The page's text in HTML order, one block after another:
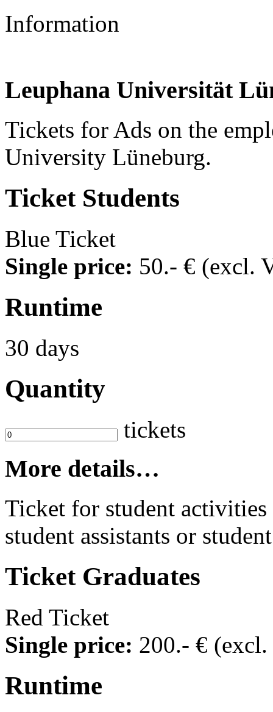
Information
Leuphana Universität
Tickets for Ads on the
University Lüneburg.
Ticket Students
Blue Ticket
Single price: 50.- € (excl.
Runtime
30 days
Quantity
tickets
More details…
Ticket for student
student assistants or
Ticket Graduates
Red Ticket
Single price: 200.- €
Runtime